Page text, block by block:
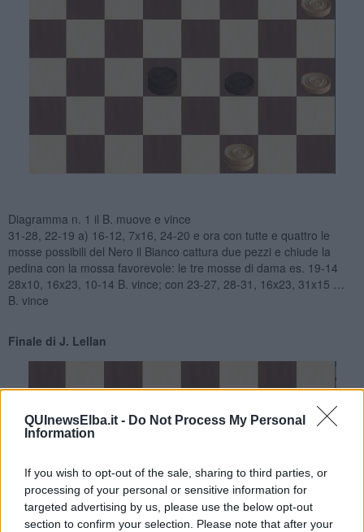
QUInewsElba.it - Do Not Process My Personal
Information
If you wish to opt-out of the sale, sharing to third parties, or
processing of your personal or sensitive information for
targeted advertising by us, please use the below opt-out
section to confirm your selection. Please note that after your
Diagramma n. 1 il B. muove e vince
31-28, 22-19 a) 16-12, 7x16, 24-20 e ora con tutte e quattro le
mosse possibili del Nero il Bianco cattura due pezzi e chiude la
pedina con la mossa favorevole: le tre mosse di dama es. 19-14
28x10, 16x23, 10-14 B. vince; con 23-27, 28-31, 16x23, 31x15 …
B. vince
Finale di J. Lellan